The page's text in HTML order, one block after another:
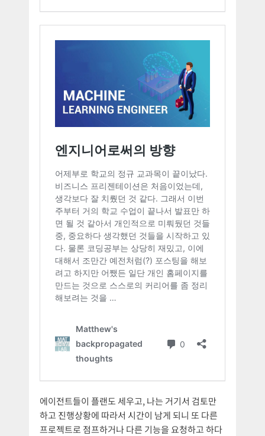
에이전트들이 플랜도 세우고, 나는 거기서 검토만
하고 진행상황에 따라서 시간이 남게 되니 또 다른
프로젝트로 점프하거나 다른 기능을 요청하고 하다